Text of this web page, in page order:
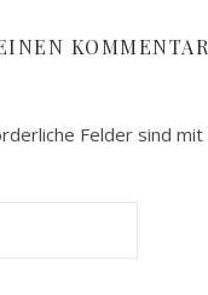
KOMMENTAR
Felder sind mit